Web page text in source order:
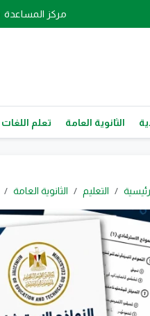
مركز المساعدة
الثانوية العامة تعلم اللغات
التعليم الثانوية العامة